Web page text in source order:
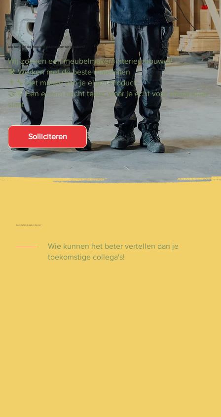
Solliciteren
Wij zoeken een meubelmaker/ interieurbouwer!
🛠️ Werken met de beste materialen
👨‍🔧 Het maken van je eigen product
🤝🏼 Een enorm hecht team, waar je echt voor elkaar klaar
staat
Werken aan de mooiste interieuren en meubels?
Hoe is het om te werken bij ons?
Wie kunnen het beter vertellen dan je
toekomstige collega's!